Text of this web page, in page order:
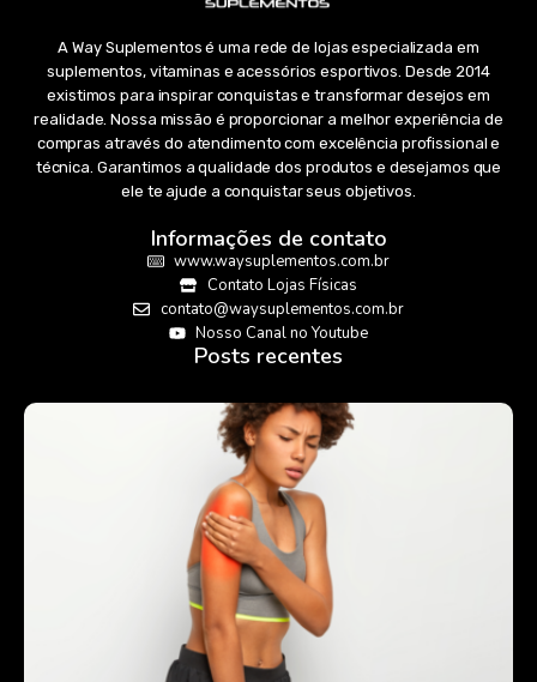
A Way Suplementos é uma rede de lojas especializada em
suplementos, vitaminas e acessórios esportivos. Desde 2014
existimos para inspirar conquistas e transformar desejos em
realidade. Nossa missão é proporcionar a melhor experiência de
compras através do atendimento com excelência profissional e
técnica. Garantimos a qualidade dos produtos e desejamos que
ele te ajude a conquistar seus objetivos.
Informações de contato
www.waysuplementos.com.br
Contato Lojas Físicas
contato@waysuplementos.com.br
Nosso Canal no Youtube
Posts recentes